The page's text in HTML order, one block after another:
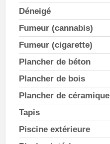
Déneigé
Fumeur (cannabis)
Fumeur (cigarette)
Plancher de béton
Plancher de bois
Plancher de céramique
Tapis
Piscine extérieure